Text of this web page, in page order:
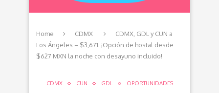
Home CDMX
CDMX, GDL y CUN a
Los Ángeles – $3,671. ¡Opción de hostal desde
$627 MXN la noche con desayuno incluido!
CDMX CUN GDL OPORTUNIDADES